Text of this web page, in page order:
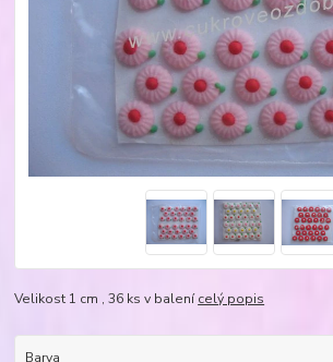
Velikost 1 cm , 36 ks v balenícelý popis
Barva